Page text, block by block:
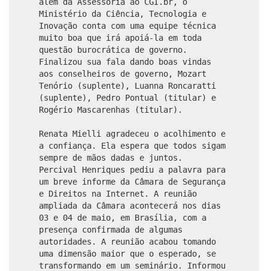
Ministério da Ciência, Tecnologia e
Inovação conta com uma equipe técnica
muito boa que irá apoiá-la em toda
questão burocrática de governo.
Finalizou sua fala dando boas vindas
aos conselheiros de governo, Mozart
Tenório (suplente), Luanna Roncaratti
(suplente), Pedro Pontual (titular) e
Rogério Mascarenhas (titular).
Renata Mielli agradeceu o acolhimento e
a confiança. Ela espera que todos sigam
sempre de mãos dadas e juntos.
Percival Henriques pediu a palavra para
um breve informe da Câmara de Segurança
e Direitos na Internet. A reunião
ampliada da Câmara acontecerá nos dias
03 e 04 de maio, em Brasília, com a
presença confirmada de algumas
autoridades. A reunião acabou tomando
uma dimensão maior que o esperado, se
transformando em um seminário. Informou